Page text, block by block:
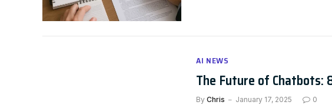
AI NEWS
The Future of
By Chris January 17, 2025 0